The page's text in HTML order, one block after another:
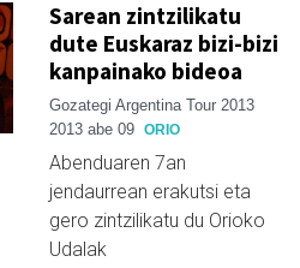
Sarean zintzilikatu
dute Euskaraz bizi-bizi
kanpainako bideoa
Gozategi Argentina Tour 2013
2013 abe 09 ORIO
Abenduaren 7an
jendaurrean erakutsi eta
gero zintzilikatu du Orioko
Udalak